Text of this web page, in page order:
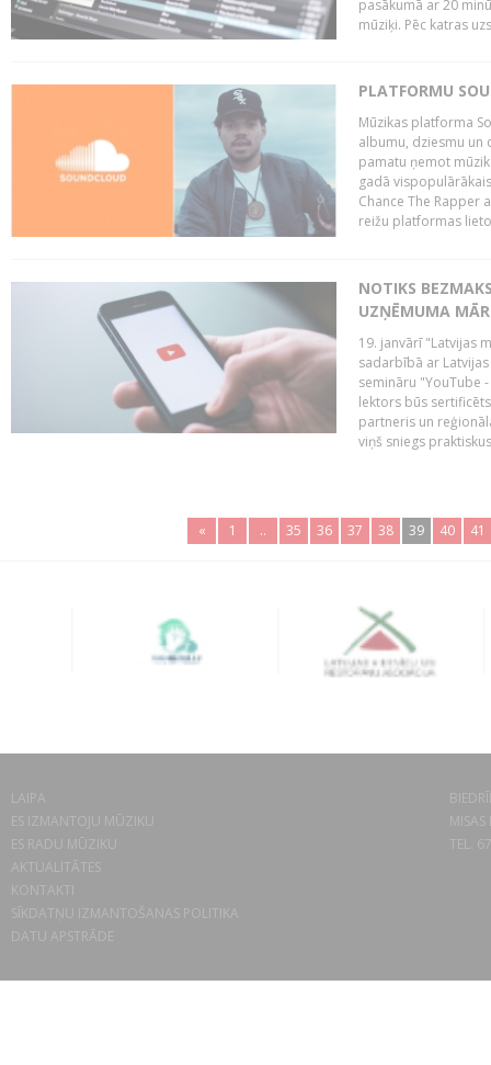
pasākumā ar 20
mūziķi. Pēc katras
PLATFORMU
Mūzikas platforma
albumu, dziesmu un
pamatu ņemot
gadā
Chance The Rapper
reižu platformas
NOTIKS
UZŅĒMUMA
19. janvārī "Latvijas
sadarbībā ar
semināru "YouTube
lektors būs
partneris un
viņš sniegs
« 1 .. 35 36 37 38 39 40 41
LAIPA
ES IZMANTOJU MŪZIKU
ES RADU MŪZIKU
AKTUALITĀTES
KONTAKTI
SĪKDATŅU IZMANTOŠANAS POLITIKA
DATU APSTRĀDE
TEL.